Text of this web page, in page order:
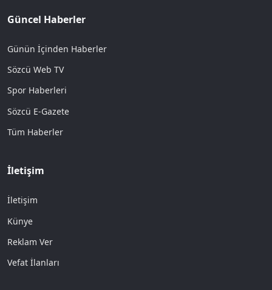
Güncel Haberler
Günün İçinden Haberler
Sözcü Web TV
Spor Haberleri
Sözcü E-Gazete
Tüm Haberler
İletişim
İletişim
Künye
Reklam Ver
Vefat İlanları